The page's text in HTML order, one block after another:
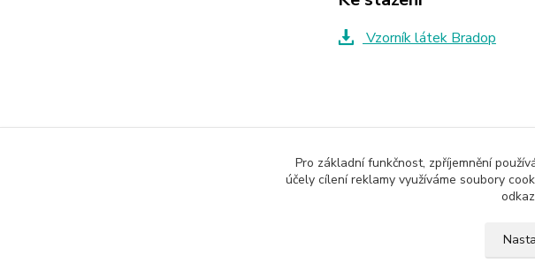
Vzorník látek Bradop
Regály
Pro základní funkčnost, zpříjemnění
účely cílení reklamy využíváme soubory